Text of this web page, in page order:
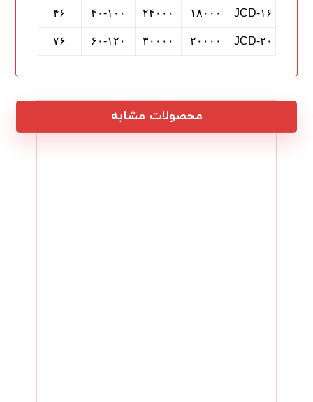
JCD-۱۶ ۱۸۰۰۰ ۲۴۰۰۰ ۴۰-۱۰۰ ۴۶
JCD-۲۰ ۲۰۰۰۰ ۳۰۰۰۰ ۶۰-۱۲۰ ۷۶
محصولات مشابه